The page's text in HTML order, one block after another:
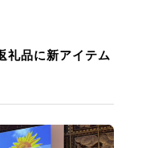
礼品に新アイテム